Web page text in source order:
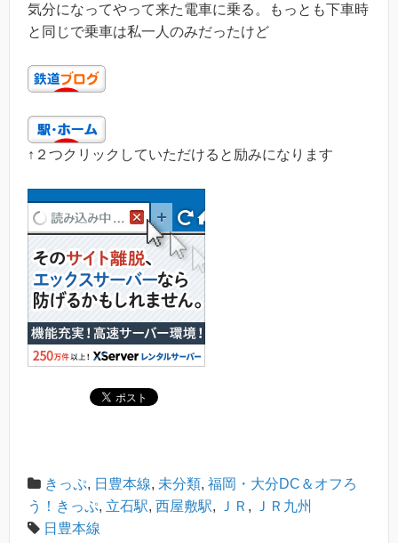
気分になってやって来た電車に乗る。もっとも下車時
と同じで乗車は私一人のみだったけど
↑２つクリックしていただけると励みになります
きっぷ, 日豊本線, 未分類, 福岡・大分DC＆オフろ
う！きっぷ, 立石駅, 西屋敷駅, ＪＲ ,
ＪＲ九州
日豊本線